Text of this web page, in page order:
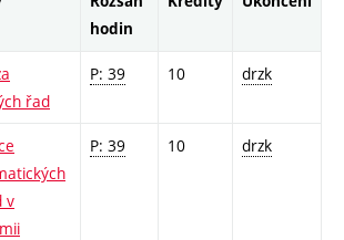
hodin
řad
P: 39 10 drzk
v
P: 39 10 drzk